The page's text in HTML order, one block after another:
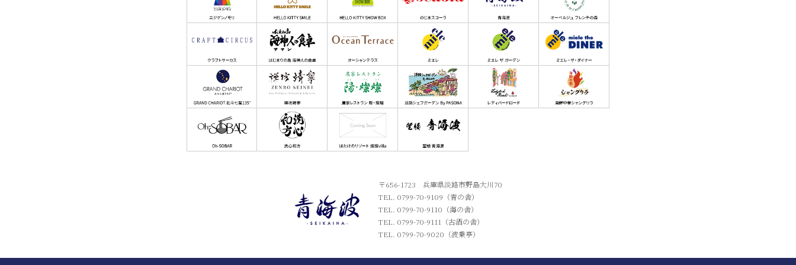
〒656-1723 兵庫県淡路市野島大川70
TEL. 0799-70-9109（青の舎）
TEL. 0799-70-9110（海の舎）
TEL. 0799-70-9111（古酒の舎）
TEL. 0799-70-9020（波乗亭）